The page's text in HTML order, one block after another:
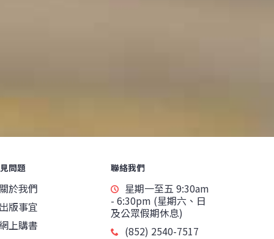
問題
於我們
版事宜
上購書
聯絡我們
星期一至五 9:30am
- 6:30pm (星期六、日
及公眾假期休息)
(852) 2540-7517